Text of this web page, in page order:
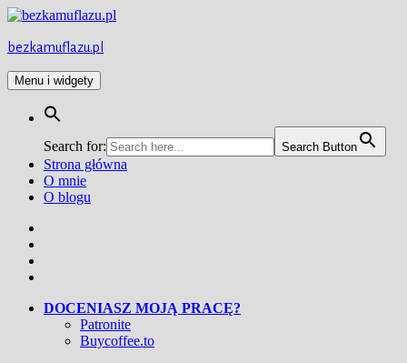
Przejdź
treści
bezkamuflazu.pl
Menu i widgety
Search for: Search Button
Strona główna
O mnie
O blogu
DOCENIASZ MOJĄ PRACĘ?
Patronite
Buycoffee.to